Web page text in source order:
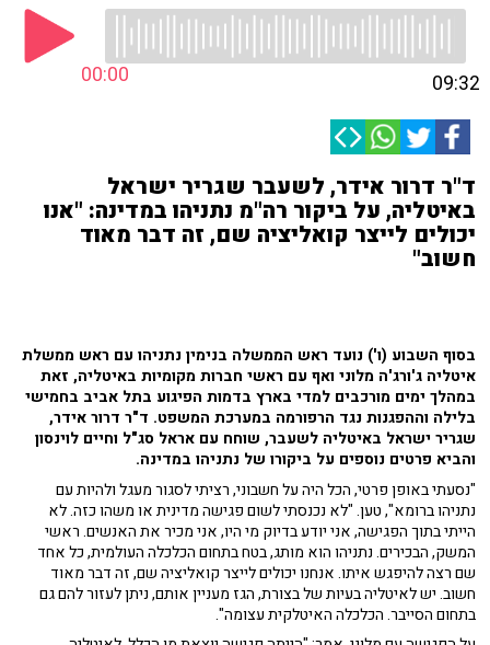
00:00 09:32
ד"ר דרור אידר, לשעבר שגריר ישראל
באיטליה, על ביקור רה"מ נתניהו במדינה: "אנו
יכולים לייצר קואליציה שם, זה דבר מאוד
חשוב"
בסוף השבוע (ו') נועד ראש הממשלה בנימין נתניהו עם ראש ממשלת
איטליה ג'ורג'ה מלוני ואף עם ראשי חברות מקומיות באיטליה, זאת
במהלך ימים מורכבים למדי בארץ בדמות הפיגוע בתל אביב בחמישי
בלילה וההפגנות נגד הרפורמה במערכת המשפט. ד"ר דרור אידר,
שגריר ישראל באיטליה לשעבר, שוחח עם אראל סג"ל וחיים לוינסון
והביא פרטים נוספים על ביקורו של נתניהו במדינה.
"נסעתי באופן פרטי, הכל היה על חשבוני, רציתי לסגור מעגל ולהיות עם
נתניהו ברומא", טען. "לא נכנסתי לשום פגישה מדינית או משהו כזה. לא
הייתי בתוך הפגישה, אני יודע בדיוק מי היו, אני מכיר את האנשים. ראשי
המשק, הבכירים. נתניהו הוא מותג, בטח בתחום הכלכלה העולמית, כל אחד
שם רצה להיפגש איתו. אנחנו יכולים לייצר קואליציה שם, זה דבר מאוד
חשוב. יש לאיטליה בעיות של בצורת, הגז מעניין אותם, ניתן לעזור להם גם
בתחום הסייבר. הכלכלה האיטלקית עצומה".